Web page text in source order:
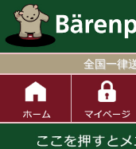
全国一律